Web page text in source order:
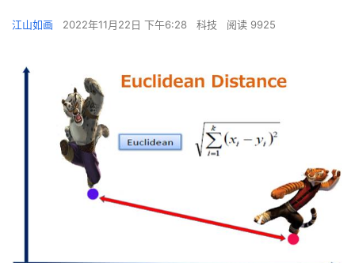
江山如画 2022年11月22日 下午6:28 科技 阅读 9925